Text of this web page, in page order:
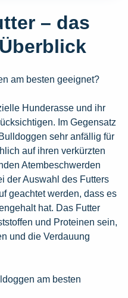
– das
am besten geeignet?
Hunderasse und ihr
Im Gegensatz
sehr anfällig für
auf ihren verkürzten
Atembeschwerden
der Auswahl des Futters
geachtet werden, dass es
hat. Das Futter
und Proteinen sein,
und die Verdauung
am besten